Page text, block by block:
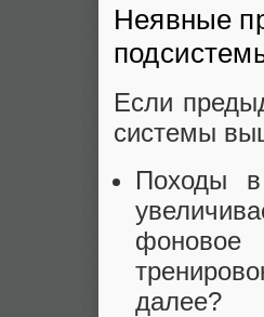
Неявные
Если
системы
Походы
далее?